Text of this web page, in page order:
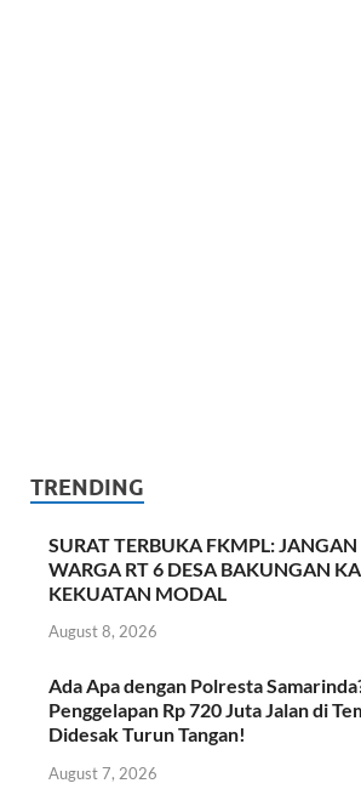
TRENDING
SURAT TERBUKA FKMPL:
WARGA RT 6 DESA BAKUNGAN
KEKUATAN MODAL
August 8, 2026
Ada Apa dengan Polresta
Penggelapan Rp 720 Juta Jalan di
Didesak Turun Tangan!
August 7, 2026